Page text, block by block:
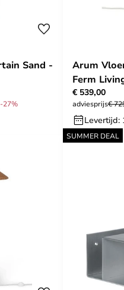
Sand -
27%
Arum
Ferm
€ 539,00
adviesprijs€
Levertijd:
SUMMER DEAL